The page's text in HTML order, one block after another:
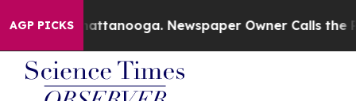
AGP PICKS
in Chattanooga. Newspaper Owner Calls the